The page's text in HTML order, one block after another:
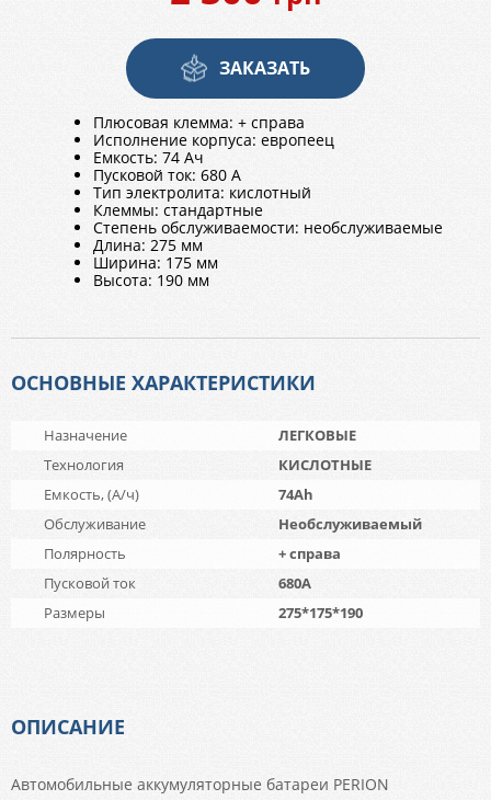
ЗАКАЗАТЬ
Плюсовая клемма: + справа
Исполнение корпуса: европеец
Емкость: 74 Ач
Пусковой ток: 680 А
Тип электролита: кислотный
Клеммы: стандартные
Степень обслуживаемости: необслуживаемые
Длина: 275 мм
Ширина: 175 мм
Высота: 190 мм
ОСНОВНЫЕ ХАРАКТЕРИСТИКИ
Назначение
ЛЕГКОВЫЕ
Технология
КИСЛОТНЫЕ
Емкость, (А/ч)
74Ah
Обслуживание
Необслуживаемый
Полярность
+ справа
Пусковой ток
680A
Размеры
275*175*190
ОПИСАНИЕ
Автомобильные аккумуляторные батареи PERION